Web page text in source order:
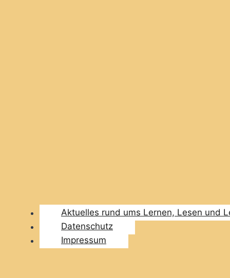
Aktuelles rund ums Lernen, Lesen und
Datenschutz
Impressum